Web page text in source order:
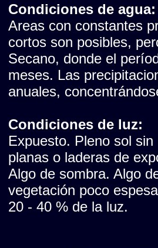
Condiciones de agua:
Areas con constantes
cortos son posibles,
Secano, donde el
meses. Las
anuales,
Condiciones de luz:
Expuesto. Pleno sol
planas o laderas de
Algo de sombra. Algo
vegetación poco
20 - 40 % de la luz.